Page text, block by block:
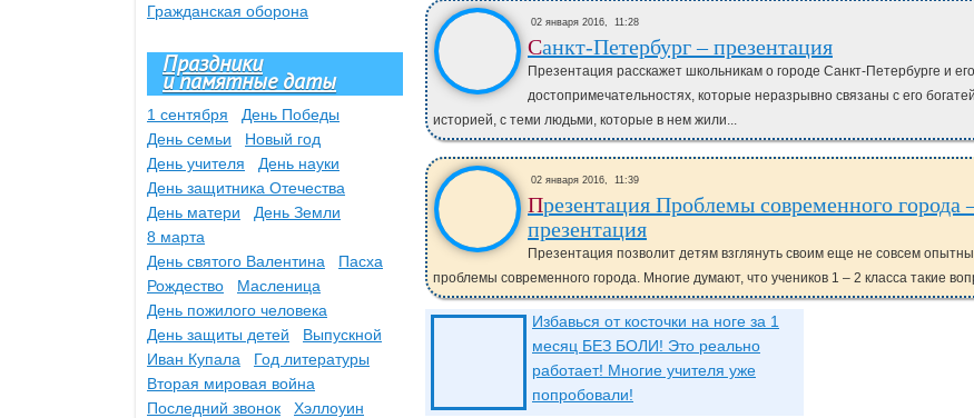
02 января 2016, 11:28
Санкт-Петербург – презентация
Презентация расскажет школьникам о городе Санкт-Петербурге и
достопримечательностях, которые неразрывно связаны с его
историей, с теми людьми, которые в нем жили...
02 января 2016, 11:39
Презентация Проблемы современного города –
презентация
Презентация позволит детям взглянуть своим еще не совсем
проблемы современного города. Многие думают, что учеников 1 – 2 класса такие
Избавься от косточки на ноге за 1
месяц БЕЗ БОЛИ! Это реально
работает! Многие учителя уже
попробовали!
Гражданская оборона
Праздники
и памятные даты
1 сентября
День Победы
День семьи
Новый год
День учителя
День науки
День защитника Отечества
День матери
День Земли
8 марта
День святого Валентина
Пасха
Рождество
Масленица
День пожилого человека
День защиты детей
Выпускной
Иван Купала
Год литературы
Вторая мировая война
Последний звонок
Хэллоуин